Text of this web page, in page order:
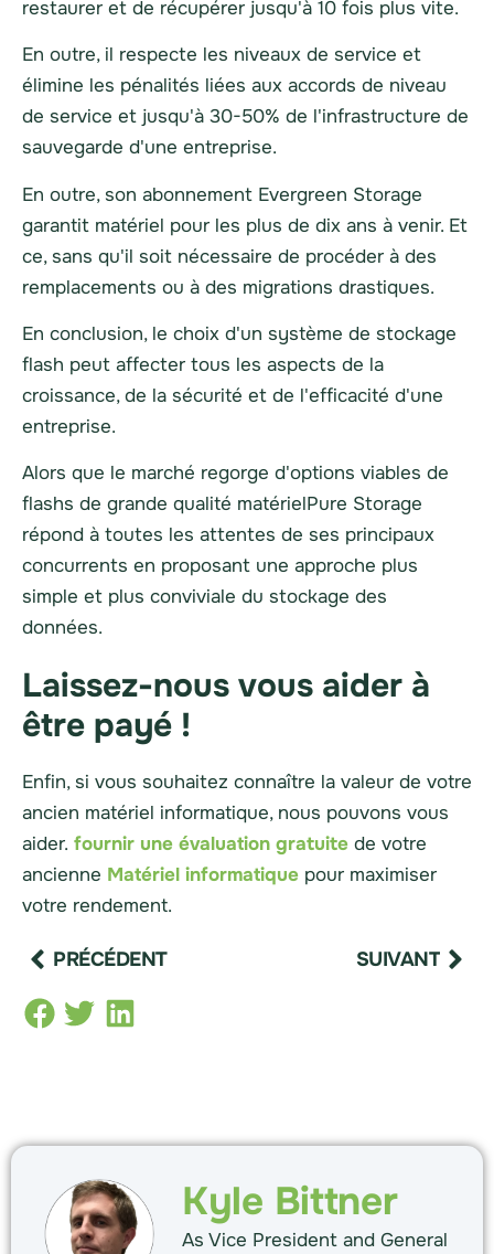
restaurer et de récupérer jusqu'à 10 fois plus vite.
En outre, il respecte les niveaux de service et
élimine les pénalités liées aux accords de niveau
de service et jusqu'à 30-50% de l'infrastructure de
sauvegarde d'une entreprise.
En outre, son abonnement Evergreen Storage
garantit matériel pour les plus de dix ans à venir. Et
ce, sans qu'il soit nécessaire de procéder à des
remplacements ou à des migrations drastiques.
En conclusion, le choix d'un système de stockage
flash peut affecter tous les aspects de la
croissance, de la sécurité et de l'efficacité d'une
entreprise.
Alors que le marché regorge d'options viables de
flashs de grande qualité matérielPure Storage
répond à toutes les attentes de ses principaux
concurrents en proposant une approche plus
simple et plus conviviale du stockage des
données.
Laissez-nous vous aider à
être payé !
Enfin, si vous souhaitez connaître la valeur de votre
ancien matériel informatique, nous pouvons vous
aider. fournir une évaluation gratuite de votre
ancienne Matériel informatique pour maximiser
votre rendement.
PRÉCÉDENT SUIVANT
Kyle Bittner
As Vice President and General